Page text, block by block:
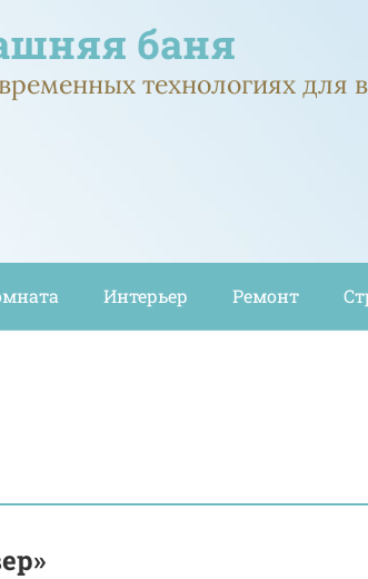
баня
технологиях для
Интерьер Ремонт